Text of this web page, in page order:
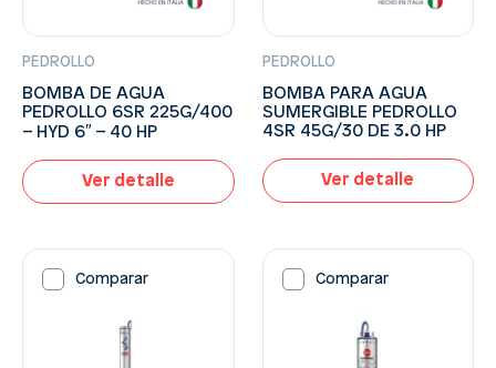
PEDROLLO
BOMBA DE AGUA
PEDROLLO 6SR 225G/400
– HYD 6″ – 40 HP
Ver detalle
PEDROLLO
BOMBA PARA AGUA
SUMERGIBLE PEDROLLO
4SR 45G/30 DE 3.0 HP
Ver detalle
Comparar Comparar